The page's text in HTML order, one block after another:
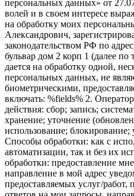
персональных данных» от
волей и в своем интересе
на обработку моих
Александрович,
законодательством РФ по
бульвар дом 2 корп 1 (далее по
дается на обработку одной,
персональных данных, не
биометрическими,
включать: %fields% 2.
действия: сбор; запись;
хранение; уточнение
использование;
Способы обработки: как с
автоматизации, так и без их
обработки: предоставление
направление в мой адрес
предоставляемых услуг/работ,